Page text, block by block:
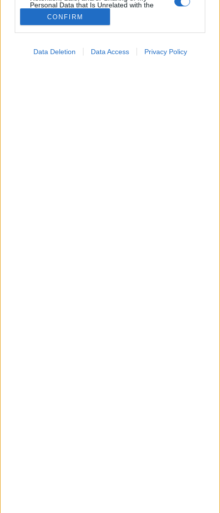
Personal Data that Is Unrelated with the
Purposes for which it was collected.
Opted Out
CONFIRM
Data Deletion Data Access Privacy Policy